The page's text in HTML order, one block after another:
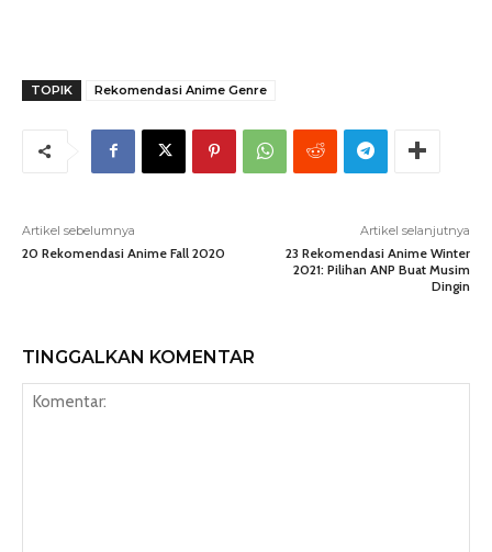
TOPIK Rekomendasi Anime Genre
Artikel sebelumnya
20 Rekomendasi Anime Fall 2020
Artikel selanjutnya
23 Rekomendasi Anime Winter
2021: Pilihan ANP Buat Musim
Dingin
TINGGALKAN KOMENTAR